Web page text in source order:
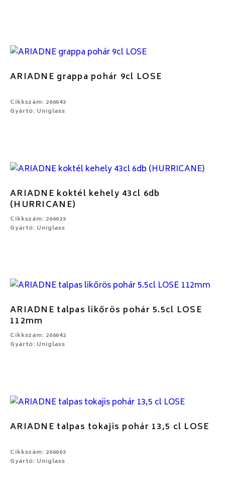
ARIADNE grappa pohár 9cl LOSE
Cikkszám: 266043
Gyártó: Uniglass
ARIADNE koktél kehely 43cl 6db
(HURRICANE)
Cikkszám: 266023
Gyártó: Uniglass
ARIADNE talpas likőrös pohár 5.5cl LOSE
112mm
Cikkszám: 266042
Gyártó: Uniglass
ARIADNE talpas tokajis pohár 13,5 cl LOSE
Cikkszám: 266063
Gyártó: Uniglass